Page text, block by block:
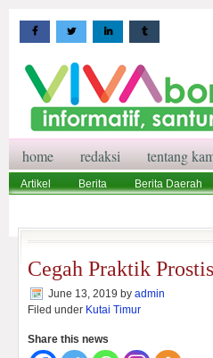
home redaksi tentang
Artikel Berita Berita Daerah
Cegah Praktik
June 13, 2019 by admin
Filed under Kutai Timur
Share this news